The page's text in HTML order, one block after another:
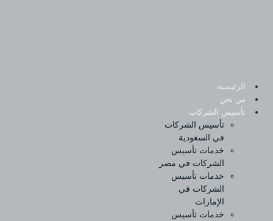
الرئيسية
من نحن
تأسيس الشركات
تأسيس الشركات
في السعودية
خدمات تأسيس
الشركات في مصر
خدمات تأسيس
الشركات في
الإمارات
خدمات تأسيس